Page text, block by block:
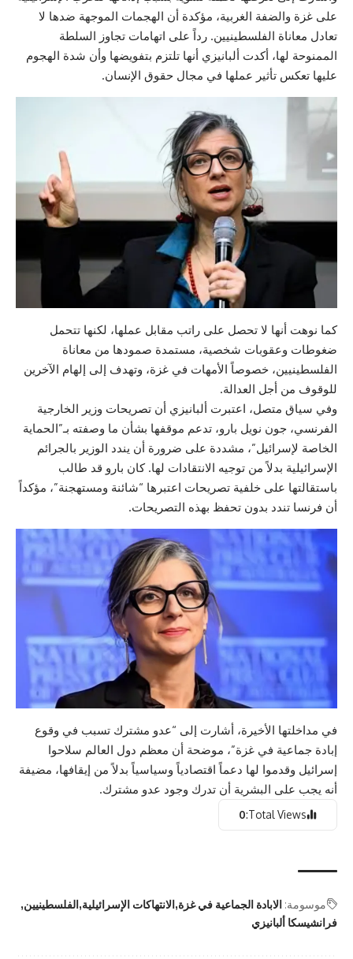
على غزة والضفة الغربية، مؤكدة أن الهجمات الموجهة ضدها لا
تعادل معاناة الفلسطينيين. رداً على اتهامات تجاوز السلطة
الممنوحة لها، أكدت ألبانيزي أنها تلتزم بتفويضها وأن شدة الهجوم
عليها تعكس تأثير عملها في مجال حقوق الإنسان.
كما نوهت أنها لا تحصل على راتب مقابل عملها، لكنها تتحمل
ضغوطات وعقوبات شخصية، مستمدة صمودها من معاناة
الفلسطينيين، خصوصاً الأمهات في غزة، وتهدف إلى إلهام الآخرين
للوقوف من أجل العدالة.
وفي سياق متصل، اعتبرت ألبانيزي أن تصريحات وزير الخارجية
الفرنسي، جون نويل بارو، تدعم موقفها بشأن ما وصفته بـ”الحماية
الخاصة لإسرائيل”، مشددة على ضرورة أن يندد الوزير بالجرائم
الإسرائيلية بدلاً من توجيه الانتقادات لها. كان بارو قد طالب
باستقالتها على خلفية تصريحات اعتبرها “شائنة ومستهجنة”، مؤكداً
أن فرنسا تندد بدون تحفظ بهذه التصريحات.
في مداخلتها الأخيرة، أشارت إلى “عدو مشترك تسبب في وقوع
إبادة جماعية في غزة”، موضحة أن معظم دول العالم سلاحوا
إسرائيل وقدموا لها دعماً اقتصادياً وسياسياً بدلاً من إيقافها، مضيفة
أنه يجب على البشرية أن تدرك وجود عدو مشترك.
Total Views:
0
موسومة: الابادة الجماعية في غزة الانتهاكات الإسرائيلية الفلسطينيين
فرانشيسكا ألبانيزي